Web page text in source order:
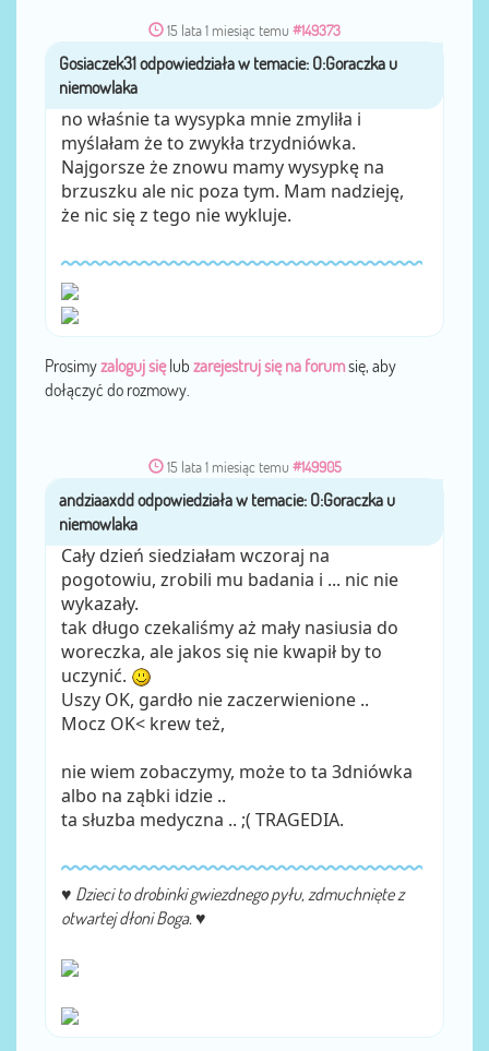
15 lata 1 miesiąc temu #149373
przezGosiaczek31
no właśnie ta wysypka mnie zmyliła i
myślałam że to zwykła trzydniówka.
Najgorsze że znowu mamy wysypkę na
brzuszku ale nic poza tym. Mam nadzieję,
że nic się z tego nie wykluje.
Prosimyzaloguj sięlub zarejestruj się na forumsię, aby
dołączyć do rozmowy.
15 lata 1 miesiąc temu #149905
przezandziaaxdd
Cały dzień siedziałam wczoraj na
pogotowiu, zrobili mu badania i ... nic nie
wykazały.
tak długo czekaliśmy aż mały nasiusia do
woreczka, ale jakos się nie kwapił by to
uczynić.
Uszy OK, gardło nie zaczerwienione ..
Mocz OK< krew też,
nie wiem zobaczymy, może to ta 3dniówka
albo na ząbki idzie ..
ta słuzba medyczna .. ;( TRAGEDIA.
♥ Dzieci to drobinki gwiezdnego pyłu, zdmuchnięte z
otwartej dłoni Boga. ♥